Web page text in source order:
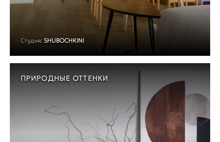
Студия: SHUBOCHKINI
ПРИРОДНЫЕ ОТТЕНКИ